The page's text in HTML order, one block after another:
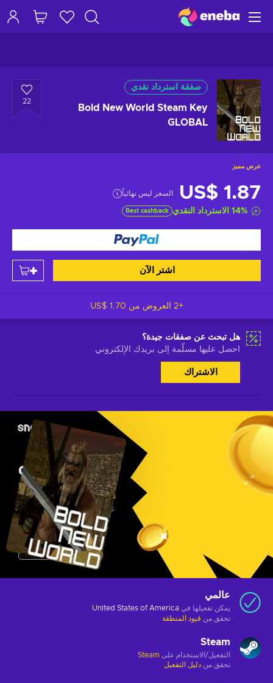
صفقة استرداد نقدي
Bold New World Steam Key
GLOBAL
22
عرض مميز
US$ 1.87 السعر ليس نهائياً
14% الاسترداد النقدي Best cashback
اشتر الآن
+2 العروض من US$ 1.70
هل تبحث عن صفقات جيدة؟
احصل عليها مسلّمة إلى بريدك الإلكتروني
الاشتراك
عالمي
يمكن تفعيلها في United States of America
تحقق من قيود المنطقة
Steam
التفعيل/الاستخدام على Steam
تحقق من دليل التفعيل